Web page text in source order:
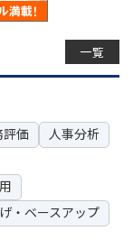
一覧
価
人事分析
・ベースアップ